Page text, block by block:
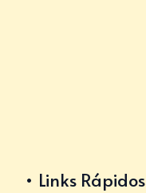
Links Rápidos